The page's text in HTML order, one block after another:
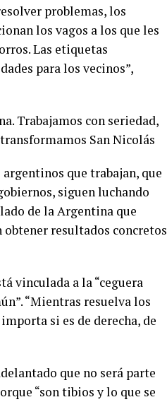
problemas, los
los vagos a los que les
Las etiquetas
para los vecinos”,
Trabajamos con seriedad,
San Nicolás
que trabajan, que
siguen luchando
de la Argentina que
obtener resultados concretos
vinculada a la “ceguera
“Mientras resuelva los
si es de derecha, de
que no será parte
“son tibios y lo que se